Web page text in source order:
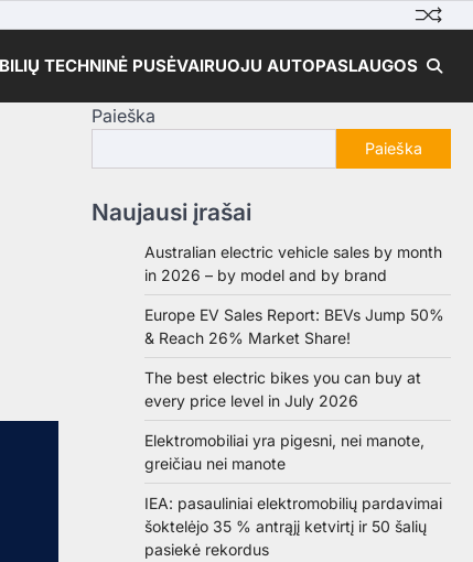
TECHNINĖ PUSĖVAIRUOJU AUTOPASLAUGOS
Paieška
Paieška
Naujausi įrašai
Australian electric vehicle sales by month
in 2026 – by model and by brand
Europe EV Sales Report: BEVs Jump 50%
& Reach 26% Market Share!
The best electric bikes you can buy at
every price level in July 2026
Elektromobiliai yra pigesni, nei manote,
greičiau nei manote
IEA: pasauliniai elektromobilių pardavimai
šoktelėjo 35 % antrąjį ketvirtį ir 50 šalių
pasiekė rekordus